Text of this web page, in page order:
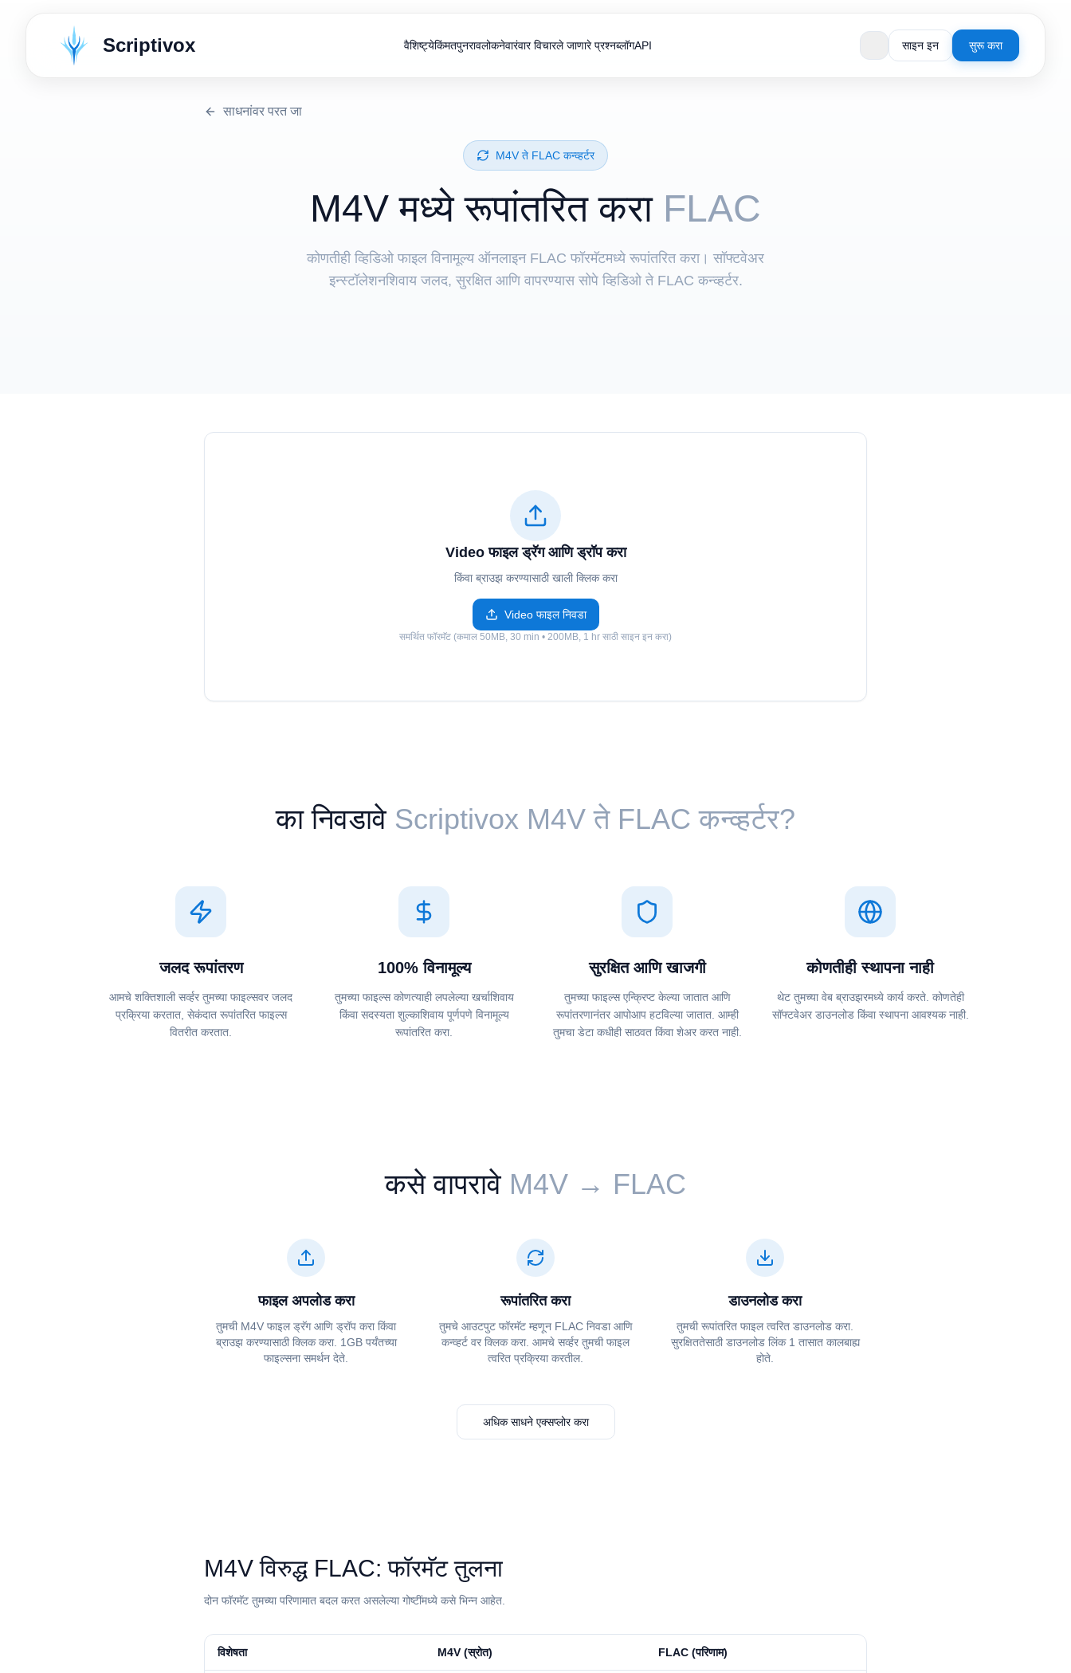
Scriptivox वैशिष्ट्येकिंमतपुनरावलोकनेवारंवार विचारले जाणारे प्रश्नब्लॉगAPI साइन इन सुरू करा
साधनांवर परत जा
⁦M4V⁩ ते ⁦FLAC⁩ कन्व्हर्टर
⁦M4V⁩ मध्ये रूपांतरित करा FLAC
कोणतीही व्हिडिओ फाइल विनामूल्य ऑनलाइन FLAC फॉरमॅटमध्ये रूपांतरित करा। सॉफ्टवेअर
इन्स्टॉलेशनशिवाय जलद, सुरक्षित आणि वापरण्यास सोपे व्हिडिओ ते FLAC कन्व्हर्टर.
Video फाइल ड्रॅग आणि ड्रॉप करा
किंवा ब्राउझ करण्यासाठी खाली क्लिक करा
Video फाइल निवडा
समर्थित फॉरमॅट (कमाल 50MB, 30 min • 200MB, 1 hr साठी साइन इन करा)
का निवडावे Scriptivox ⁦M4V⁩ ते ⁦FLAC⁩ कन्व्हर्टर?
जलद रूपांतरण
आमचे शक्तिशाली सर्व्हर तुमच्या फाइल्सवर जलद
प्रक्रिया करतात, सेकंदात रूपांतरित फाइल्स
वितरीत करतात.
100% विनामूल्य
तुमच्या फाइल्स कोणत्याही लपलेल्या खर्चाशिवाय
किंवा सदस्यता शुल्काशिवाय पूर्णपणे विनामूल्य
रूपांतरित करा.
सुरक्षित आणि खाजगी
तुमच्या फाइल्स एन्क्रिप्ट केल्या जातात आणि
रूपांतरणानंतर आपोआप हटविल्या जातात. आम्ही
तुमचा डेटा कधीही साठवत किंवा शेअर करत नाही.
कोणतीही स्थापना नाही
थेट तुमच्या वेब ब्राउझरमध्ये कार्य करते. कोणतेही
सॉफ्टवेअर डाउनलोड किंवा स्थापना आवश्यक नाही.
कसे वापरावे ⁦⁦M4V⁩⁩ → ⁦⁦FLAC⁩⁩
फाइल अपलोड करा
तुमची ⁦⁦M4V⁩⁩ फाइल ड्रॅग आणि ड्रॉप करा किंवा
ब्राउझ करण्यासाठी क्लिक करा. 1GB पर्यंतच्या
फाइल्सना समर्थन देते.
रूपांतरित करा
तुमचे आउटपुट फॉरमॅट म्हणून ⁦⁦FLAC⁩⁩ निवडा आणि
कन्व्हर्ट वर क्लिक करा. आमचे सर्व्हर तुमची फाइल
त्वरित प्रक्रिया करतील.
डाउनलोड करा
तुमची रूपांतरित फाइल त्वरित डाउनलोड करा.
सुरक्षिततेसाठी डाउनलोड लिंक 1 तासात कालबाह्य
होते.
अधिक साधने एक्सप्लोर करा
⁦M4V⁩ विरुद्ध ⁦FLAC⁩: फॉरमॅट तुलना
दोन फॉरमॅट तुमच्या परिणामात बदल करत असलेल्या गोष्टींमध्ये कसे भिन्न आहेत.
विशेषता ⁦M4V⁩ (स्रोत) ⁦FLAC⁩ (परिणाम)